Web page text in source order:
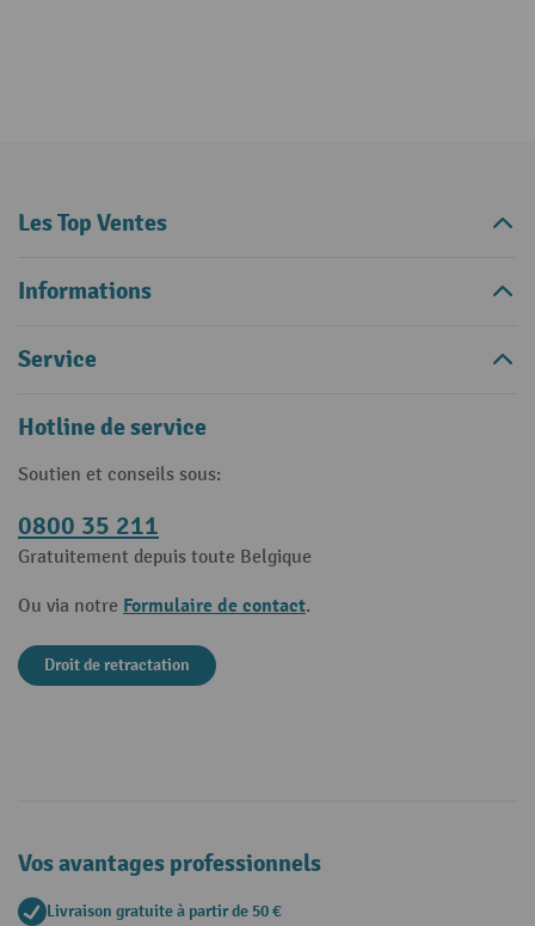
Les Top Ventes
Informations
Service
Hotline de service
Soutien et conseils sous:
0800 35 211
Gratuitement depuis toute Belgique
Ou via notre Formulaire de contact.
Droit de retractation
Vos avantages professionnels
Livraison gratuite à partir de 50 €